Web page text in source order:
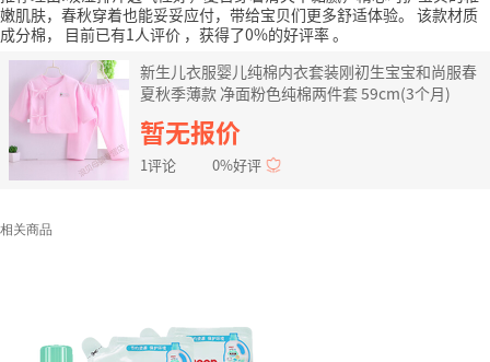
嫩肌肤，春秋穿着也能妥妥应付，带给宝贝们更多舒适体验。 该款材质
成分棉，
目前已有1人评价 ，获得了0%的好评率。
新生儿衣服婴儿纯棉内衣套装刚初生宝宝和尚服春
夏秋季薄款 净面粉色纯棉两件套 59cm(3个月)
暂无报价
1评论 0%好评
相关商品